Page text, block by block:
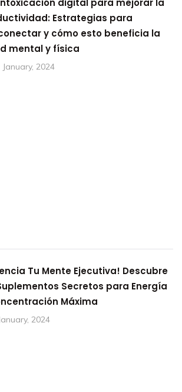
digital para mejorar la
Estrategias para
y cómo esto beneficia la
mental y física
January, 2024
Tu Mente Ejecutiva! Descubre
Secretos para Energía
Máxima
2024